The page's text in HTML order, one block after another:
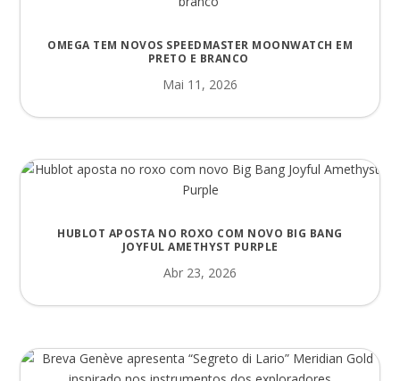
OMEGA TEM NOVOS SPEEDMASTER MOONWATCH EM
PRETO E BRANCO
Mai 11, 2026
HUBLOT APOSTA NO ROXO COM NOVO BIG BANG
JOYFUL AMETHYST PURPLE
Abr 23, 2026